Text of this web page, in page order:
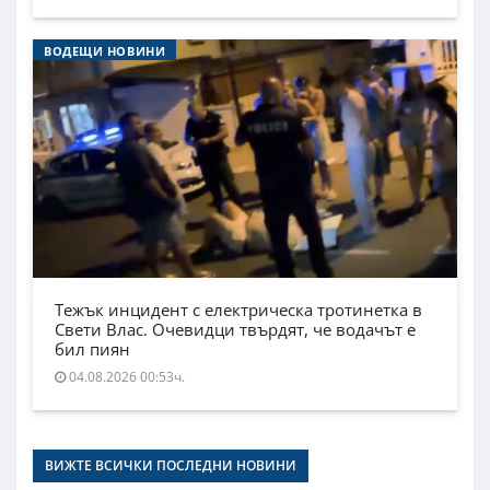
ВОДЕЩИ НОВИНИ
Тежък инцидент с електрическа тротинетка в
Свети Влас. Очевидци твърдят, че водачът е
бил пиян
04.08.2026 00:53ч.
ВИЖТЕ ВСИЧКИ ПОСЛЕДНИ НОВИНИ